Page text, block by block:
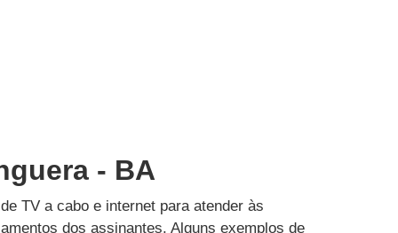
- BA
TV a cabo e internet para atender às
dos assinantes. Alguns exemplos de